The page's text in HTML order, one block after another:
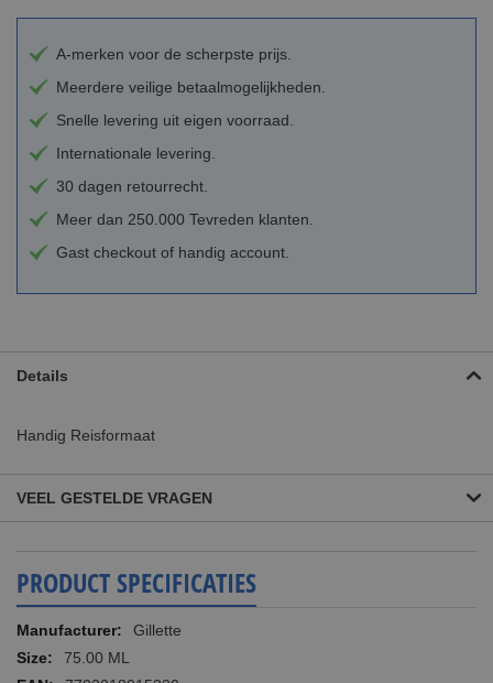
A-merken voor de scherpste prijs.
Meerdere veilige betaalmogelijkheden.
Snelle levering uit eigen voorraad.
Internationale levering.
30 dagen retourrecht.
Meer dan 250.000 Tevreden klanten.
Gast checkout of handig account.
Details
Handig Reisformaat
VEEL GESTELDE VRAGEN
PRODUCT SPECIFICATIES
Meer
informatie
Gillette
75.00 ML